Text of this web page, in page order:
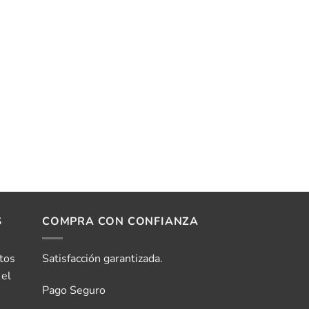
COMPRA CON CONFIANZA
Satisfacción garantizada.
Pago Seguro